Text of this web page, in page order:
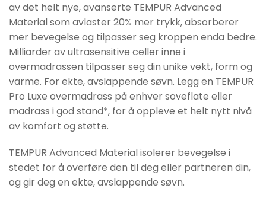
av det helt nye, avanserte TEMPUR Advanced
Material som avlaster 20% mer trykk, absorberer
mer bevegelse og tilpasser seg kroppen enda bedre.
Milliarder av ultrasensitive celler inne i
overmadrassen tilpasser seg din unike vekt, form og
varme. For ekte, avslappende søvn. Legg en TEMPUR
Pro Luxe overmadrass på enhver soveflate eller
madrass i god stand*, for å oppleve et helt nytt nivå
av komfort og støtte.
TEMPUR Advanced Material isolerer bevegelse i
stedet for å overføre den til deg eller partneren din,
og gir deg en ekte, avslappende søvn.